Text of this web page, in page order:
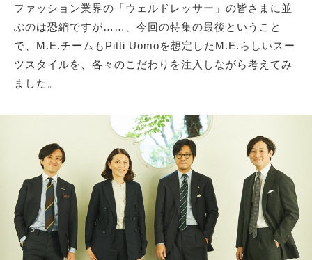
ファッション業界の「ウェルドレッサー」の皆さまに並
ぶのは恐縮ですが……、今回の特集の最後ということ
で、M.E.チームもPitti Uomoを想定したM.E.らしいスー
ツスタイルを、各々のこだわりを注入しながら考えてみ
ました。